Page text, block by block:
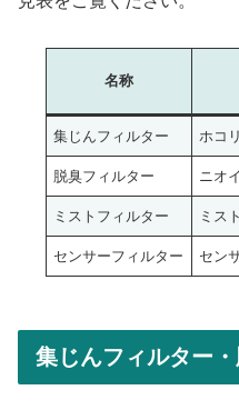
名称
集じんフィルター ホコ
脱臭フィルター ニオ
ミストフィルター ミス
センサーフィルター セン
集じんフィルター